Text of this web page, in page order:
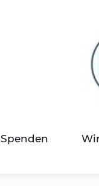
Spenden